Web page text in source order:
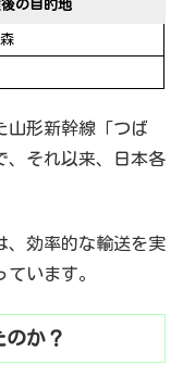
の目的地
山形新幹線「つば
、それ以来、日本各
、効率的な輸送を実
います。
か？